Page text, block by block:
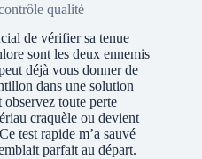
qualité
de vérifier sa tenue
sont les deux ennemis
déjà vous donner de
dans une solution
toute perte
craquèle ou devient
test rapide m’a sauvé
parfait au départ.